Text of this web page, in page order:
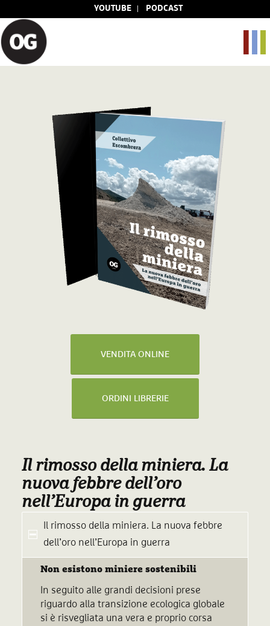
YOUTUBE PODCAST
VENDITA ONLINE
ORDINI LIBRERIE
Il rimosso della miniera. La
nuova febbre dell’oro
nell’Europa in guerra
Il rimosso della miniera. La nuova febbre
dell’oro nell’Europa in guerra
Non esistono miniere sostenibili
In seguito alle grandi decisioni prese
riguardo alla transizione ecologica globale
si è risvegliata una vera e proprio corsa